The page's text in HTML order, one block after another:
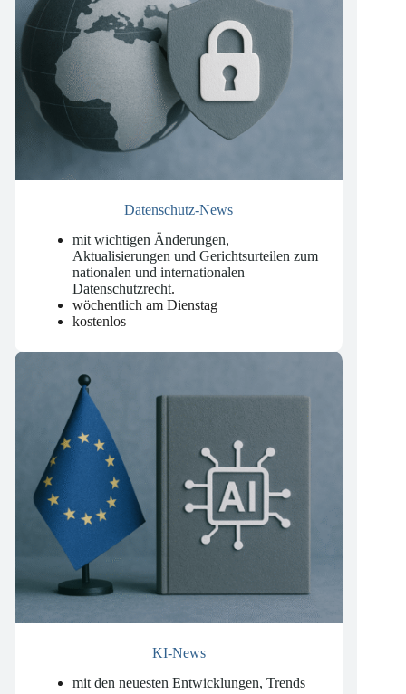
Datenschutz-News
mit wichtigen Änderungen,
Aktualisierungen und Gerichtsurteilen zum
nationalen und internationalen
Datenschutzrecht.
wöchentlich am Dienstag